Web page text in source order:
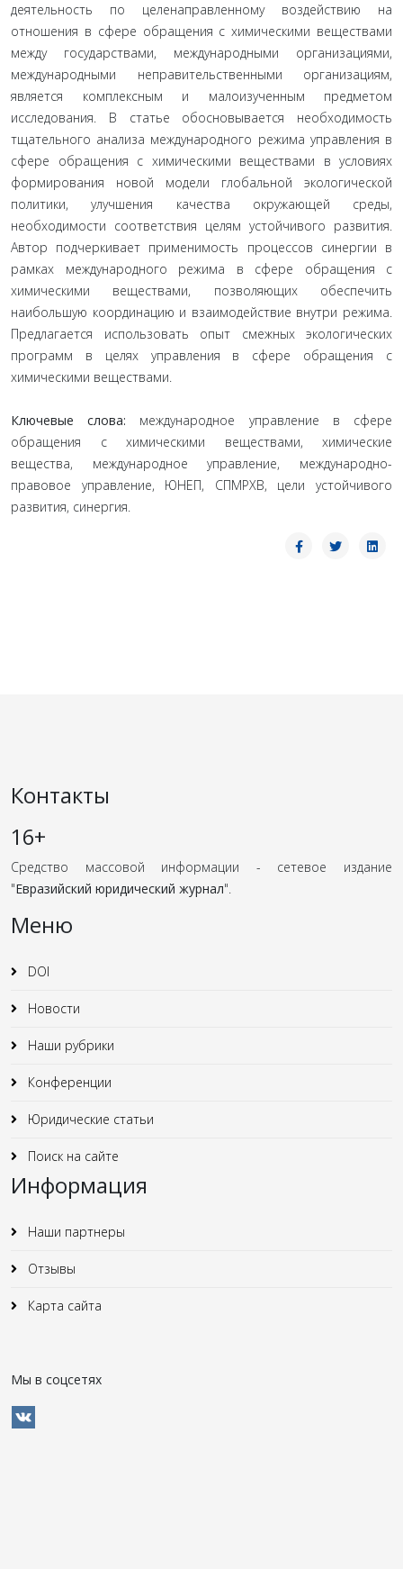
деятельность по целенаправленному воздействию на
отношения в сфере обращения с химическими веществами
между государствами, международными организациями,
международными неправительственными организациям,
является комплексным и малоизученным предметом
исследования. В статье обосновывается необходимость
тщательного анализа международного режима управления в
сфере обращения с химическими веществами в условиях
формирования новой модели глобальной экологической
политики, улучшения качества окружающей среды,
необходимости соответствия целям устойчивого развития.
Автор подчеркивает применимость процессов синергии в
рамках международного режима в сфере обращения с
химическими веществами, позволяющих обеспечить
наибольшую координацию и взаимодействие внутри режима.
Предлагается использовать опыт смежных экологических
программ в целях управления в сфере обращения с
химическими веществами.
Ключевые слова: международное управление в сфере
обращения с химическими веществами, химические
вещества, международное управление, международно-
правовое управление, ЮНЕП, СПМРХВ, цели устойчивого
развития, синергия.
Контакты
16+
Средство массовой информации - сетевое издание
"Евразийский юридический журнал".
Меню
DOI
Новости
Наши рубрики
Конференции
Юридические статьи
Поиск на сайте
Информация
Наши партнеры
Отзывы
Карта сайта
Мы в соцсетях